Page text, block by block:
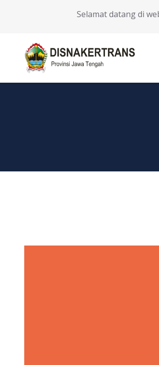
Selamat datang di